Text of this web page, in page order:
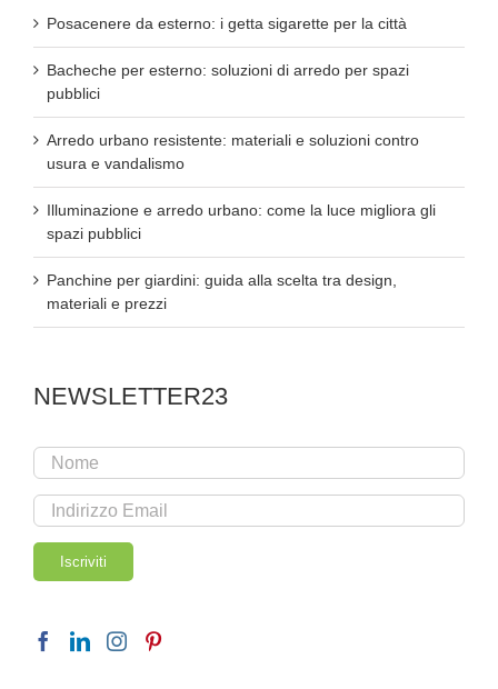
Posacenere da esterno: i getta sigarette per la città
Bacheche per esterno: soluzioni di arredo per spazi
pubblici
Arredo urbano resistente: materiali e soluzioni contro
usura e vandalismo
Illuminazione e arredo urbano: come la luce migliora gli
spazi pubblici
Panchine per giardini: guida alla scelta tra design,
materiali e prezzi
NEWSLETTER23